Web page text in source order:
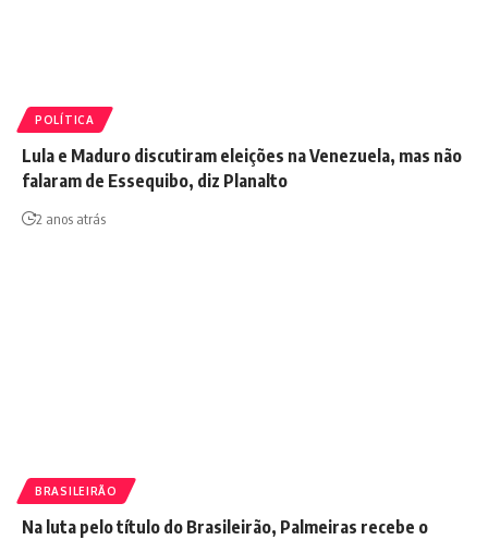
POLÍTICA
Lula e Maduro discutiram eleições na Venezuela, mas não
falaram de Essequibo, diz Planalto
2 anos atrás
BRASILEIRÃO
Na luta pelo título do Brasileirão, Palmeiras recebe o